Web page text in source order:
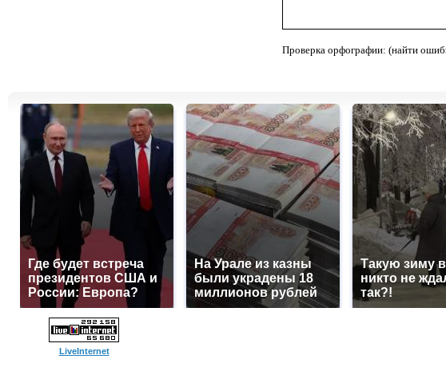
Проверка орфографии: (найти
Где будет встреча
президентов США и
России: Европа?
На Урале из казны
были украдены 18
миллионов рублей
Такую зиму
никто не
так?!
LiveInternet